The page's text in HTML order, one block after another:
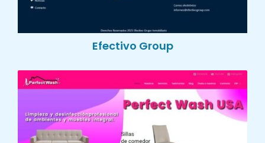
Efectivo Group